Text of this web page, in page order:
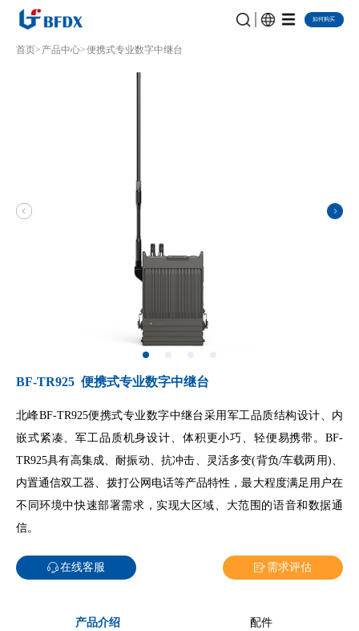
如何购买
首页 产品中心 便携式专业数字中继台
BF-TR925 便携式专业数字中继台
北峰BF-TR925便携式专业数字中继台采用军工品质结构设计、内
嵌式紧凑、军工品质机身设计、体积更小巧、轻便易携带。BF-
TR925具有高集成、耐振动、抗冲击、灵活多变(背负/车载两用)、
内置通信双工器、拨打公网电话等产品特性，最大程度满足用户在
不同环境中快速部署需求，实现大区域、大范围的语音和数据通
信。
在线客服 需求评估
产品介绍 配件